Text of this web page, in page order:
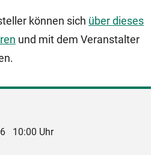
können sich über dieses
und mit dem Veranstalter
10:00 Uhr